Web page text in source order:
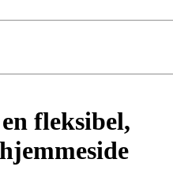
fleksibel,